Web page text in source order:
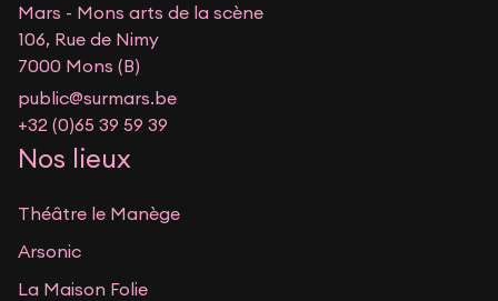
Mars - Mons arts de la scène
106, Rue de Nimy
7000 Mons (B)
public@surmars.be
+32 (0)65 39 59 39
Nos lieux
Théâtre le Manège
Arsonic
La Maison Folie